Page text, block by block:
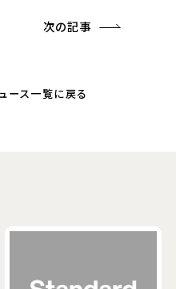
ース一覧に戻る
次の記事